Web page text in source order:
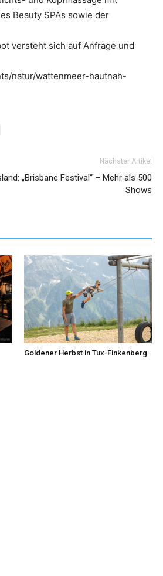
Beauty SPAs sowie der
versteht sich auf Anfrage und
natur/wattenmeer-hautnah-
Nächster Artikel
„Brisbane Festival“ – Mehr als 500
Shows
Goldener Herbst in Tux-Finkenberg